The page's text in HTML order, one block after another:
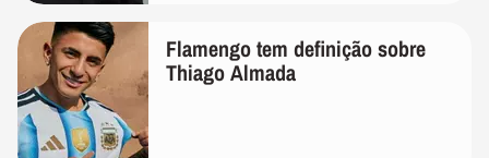
Flamengo tem definição sobre
Thiago Almada